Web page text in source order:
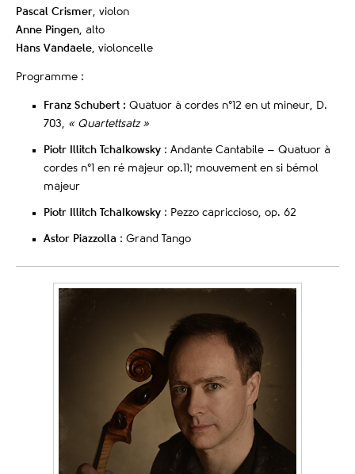
Pascal Crismer, violon
Anne Pingen, alto
Hans Vandaele, violoncelle
Programme :
Franz Schubert : Quatuor à cordes n°12 en ut mineur, D.
703,
« Quartettsatz »
Piotr Illitch TchaIkowsky : Andante Cantabile – Quatuor à
cordes n°1 en ré majeur op.11; mouvement en si bémol
majeur
Piotr Illitch TchaIkowsky : Pezzo capriccioso, op. 62
Astor Piazzolla : Grand Tango